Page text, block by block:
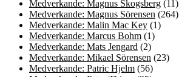
Medverkande: Magnus Skogsberg (11)
Medverkande: Magnus Sörensen (264)
Medverkande: Malin Mac Key (1)
Medverkande: Marcus Bohm (1)
Medverkande: Mats Jengard (2)
Medverkande: Mikael Sörensen (23)
Medverkande: Patric Hjelm (56)